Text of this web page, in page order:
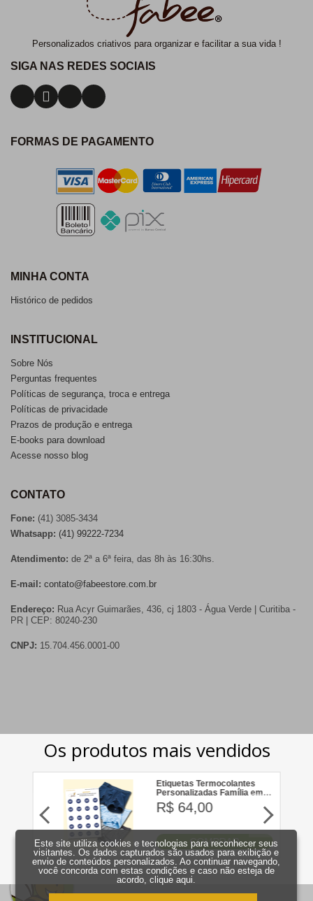
Personalizados criativos para organizar e facilitar a sua vida !
SIGA NAS REDES SOCIAIS
FORMAS DE PAGAMENTO
MINHA CONTA
Histórico de pedidos
INSTITUCIONAL
Sobre Nós
Perguntas frequentes
Políticas de segurança, troca e entrega
Políticas de privacidade
Prazos de produção e entrega
E-books para download
Acesse nosso blog
CONTATO
Fone: (41) 3085-3434
Whatsapp: (41) 99222-7234
Atendimento: de 2ª a 6ª feira, das 8h às 16:30hs.
E-mail: contato@fabeestore.com.br
Endereço: Rua Acyr Guimarães, 436, cj 1803 - Água Verde | Curitiba -
PR | CEP: 80240-230
CNPJ: 15.704.456.0001-00
Este site utiliza cookies e tecnologias para reconhecer seus
visitantes. Os dados capturados são usados para exibição e
envio de conteúdos personalizados. Ao continuar navegando,
você concorda com estas condições e caso não esteja de
acordo,clique aqui.